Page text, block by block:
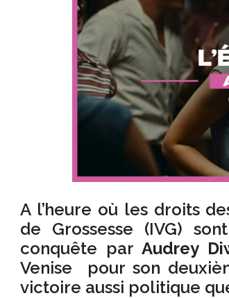
A l’heure où les droits
de Grossesse (IVG)
conquête parAudrey
Venise pour son
victoire aussi politique